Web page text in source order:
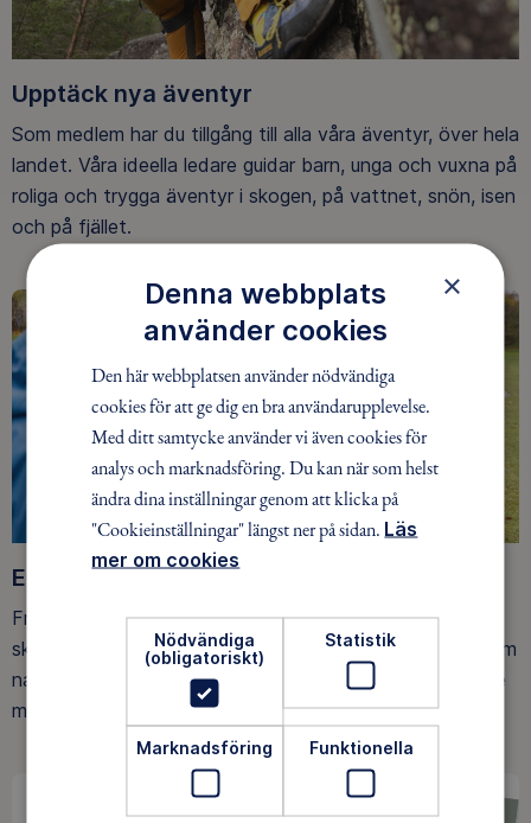
Upptäck nya äventyr
Som medlem har du tillgång till alla våra äventyr, över hela
landet. Våra ideella ledare guidar barn, unga och vuxna på
roliga och trygga äventyr i skogen, på vattnet, snön, isen
och på fjället.
Ett friluftsliv för alla
Friluftsfrämjandet arbetar för att så många som möjligt
ska upptäcka den rörelseglädje och de hälsoeffekter som
naturen ger. Som medlem bidrar du också till vårt arbete
med att skydda allemansrätten.
×
Denna webbplats
använder cookies
Den här webbplatsen använder nödvändiga
cookies för att ge dig en bra användarupplevelse.
Med ditt samtycke använder vi även cookies för
analys och marknadsföring. Du kan när som helst
ändra dina inställningar genom att klicka på
"Cookieinställningar" längst ner på sidan. Läs
mer om cookies
Nödvändiga
(obligatoriskt)
Statistik
Marknadsföring Funktionella